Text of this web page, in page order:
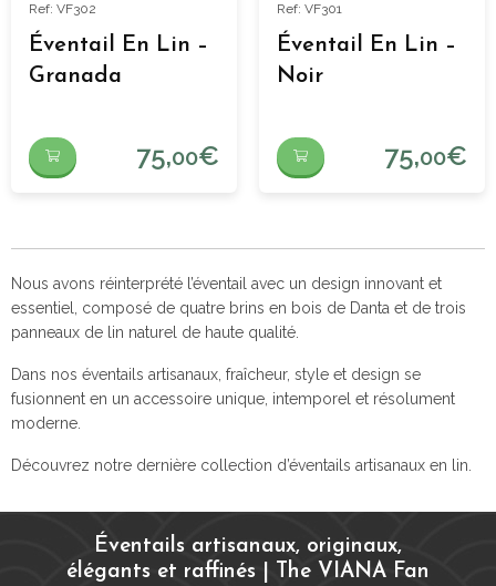
Éventails artisanaux, originaux,
élégants et raffinés | The VIANA Fan
Ref: VF302
Éventail En Lin –
Granada
75,00€
Ref: VF301
Éventail En Lin –
Noir
75,00€
Nous avons réinterprété l’éventail avec un design innovant et
essentiel, composé de quatre brins en bois de Danta et de trois
panneaux de lin naturel de haute qualité.
Dans nos éventails artisanaux, fraîcheur, style et design se
fusionnent en un accessoire unique, intemporel et résolument
moderne.
Découvrez notre dernière collection d’éventails artisanaux en lin.